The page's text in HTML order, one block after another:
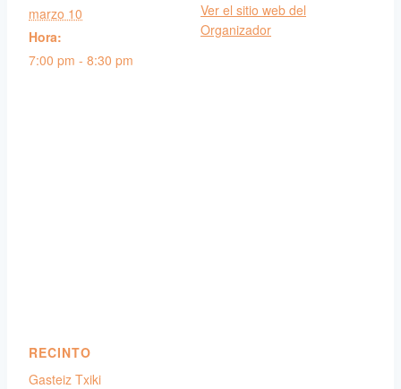
marzo 10
Hora:
7:00 pm - 8:30 pm
Ver el sitio web del
Organizador
RECINTO
Gasteiz Txiki